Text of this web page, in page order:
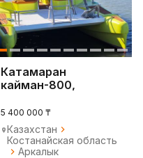
Катамаран
кайман-800,
5 400 000 ₸
Казахстан
Костанайская область
Аркалык